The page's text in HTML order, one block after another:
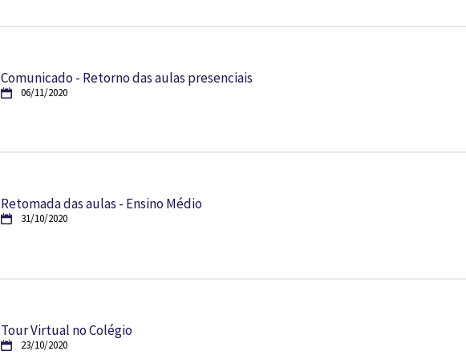
Comunicado - Retorno das aulas presenciais
06/11/2020
Retomada das aulas - Ensino Médio
31/10/2020
Tour Virtual no Colégio
23/10/2020